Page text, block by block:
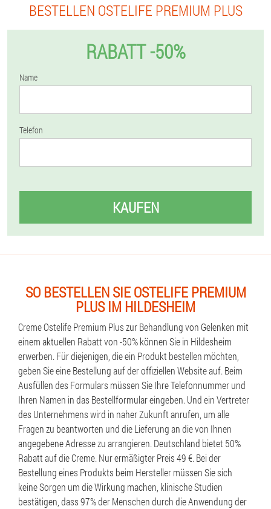
BESTELLEN OSTELIFE PREMIUM PLUS
RABATT -50%
Name
Telefon
KAUFEN
SO BESTELLEN SIE OSTELIFE PREMIUM
PLUS IM HILDESHEIM
Creme Ostelife Premium Plus zur Behandlung von Gelenken mit
einem aktuellen Rabatt von -50% können Sie in Hildesheim
erwerben. Für diejenigen, die ein Produkt bestellen möchten,
geben Sie eine Bestellung auf der offiziellen Website auf. Beim
Ausfüllen des Formulars müssen Sie Ihre Telefonnummer und
Ihren Namen in das Bestellformular eingeben. Und ein Vertreter
des Unternehmens wird in naher Zukunft anrufen, um alle
Fragen zu beantworten und die Lieferung an die von Ihnen
angegebene Adresse zu arrangieren. Deutschland bietet 50%
Rabatt auf die Creme. Nur ermäßigter Preis 49 €. Bei der
Bestellung eines Produkts beim Hersteller müssen Sie sich
keine Sorgen um die Wirkung machen, klinische Studien
bestätigen, dass 97% der Menschen durch die Anwendung der